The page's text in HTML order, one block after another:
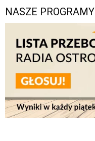
NASZE PROGRAMY